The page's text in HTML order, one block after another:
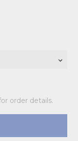
order details.